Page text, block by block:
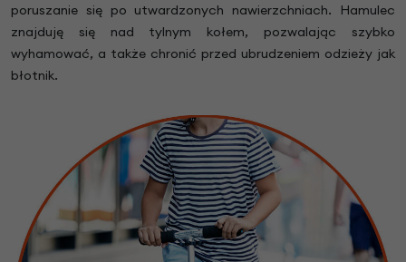
poruszanie się po utwardzonych nawierzchniach. Hamulec
znajduję się nad tylnym kołem, pozwalając szybko
wyhamować, a także chronić przed ubrudzeniem odzieży jak
błotnik.